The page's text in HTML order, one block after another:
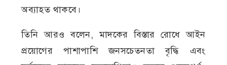
অব্যাহত থাকবে।
তিনি আরও বলেন, মাদকের বিস্তার রোধে আইন
প্রয়োগের পাশাপাশি জনসচেতনতা বৃদ্ধি এবং